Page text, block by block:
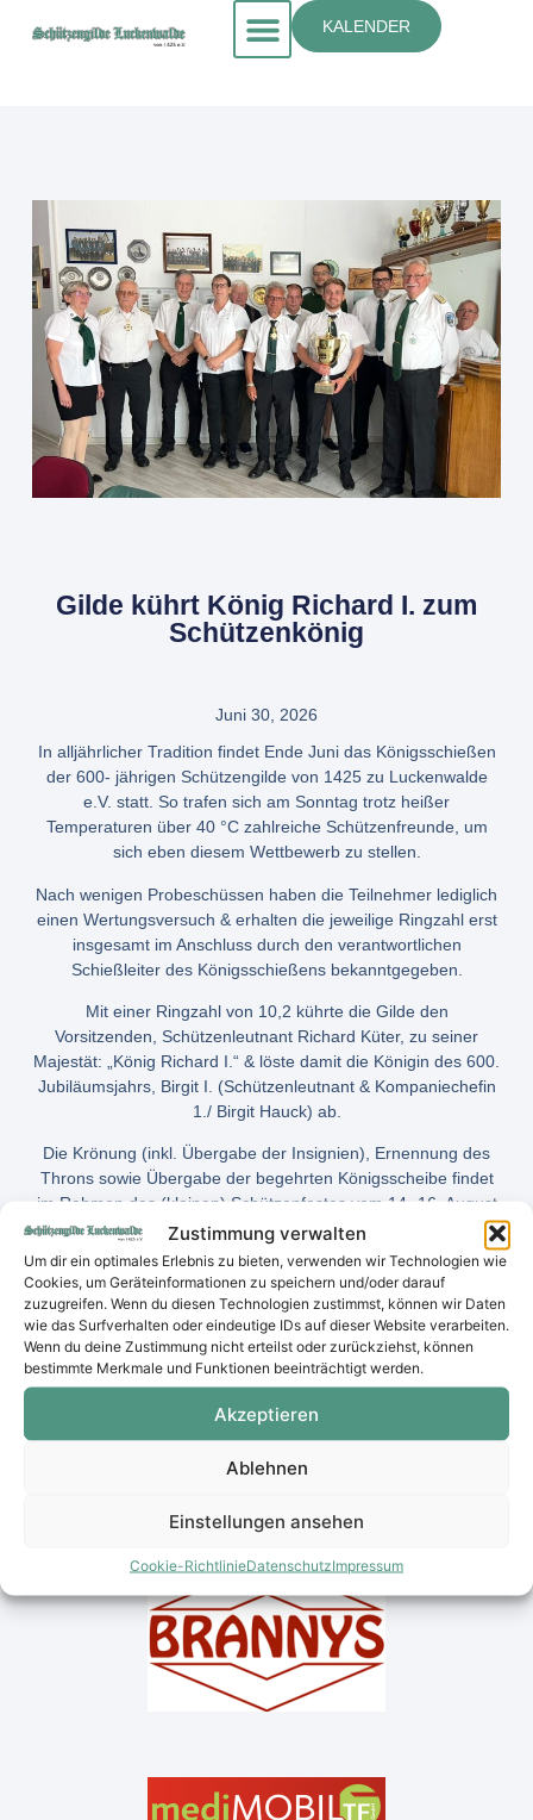
Zustimmung verwalten
Um dir ein optimales Erlebnis zu bieten, verwenden wir Technologien wie
Cookies, um Geräteinformationen zu speichern und/oder darauf
zuzugreifen. Wenn du diesen Technologien zustimmst, können wir Daten
wie das Surfverhalten oder eindeutige IDs auf dieser Website verarbeiten.
Wenn du deine Zustimmung nicht erteilst oder zurückziehst, können
bestimmte Merkmale und Funktionen beeinträchtigt werden.
Akzeptieren
Ablehnen
Einstellungen ansehen
Cookie-RichtlinieDatenschutzImpressum
KALENDER
Gilde kührt König Richard I. zum
Schützenkönig
Juni 30, 2026
In alljährlicher Tradition findet Ende Juni das Königsschießen
der 600- jährigen Schützengilde von 1425 zu Luckenwalde
e.V. statt. So trafen sich am Sonntag trotz heißer
Temperaturen über 40 °C zahlreiche Schützenfreunde, um
sich eben diesem Wettbewerb zu stellen.
Nach wenigen Probeschüssen haben die Teilnehmer lediglich
einen Wertungsversuch & erhalten die jeweilige Ringzahl erst
insgesamt im Anschluss durch den verantwortlichen
Schießleiter des Königsschießens bekanntgegeben.
Mit einer Ringzahl von 10,2 kührte die Gilde den
Vorsitzenden, Schützenleutnant Richard Küter, zu seiner
Majestät: „König Richard I.“ & löste damit die Königin des 600.
Jubiläumsjahrs, Birgit I. (Schützenleutnant & Kompaniechefin
1./ Birgit Hauck) ab.
Die Krönung (inkl. Übergabe der Insignien), Ernennung des
Throns sowie Übergabe der begehrten Königsscheibe findet
im Rahmen des (kleinen) Schützenfestes vom 14.-16. August
2026 am vereinseigenen Schützenhaus statt.
Auf unsere neue Majestät, König Richard I. – ein dreifach
kräftiges: „Gut Schuss“!
Wir danken unseren Sponsoren